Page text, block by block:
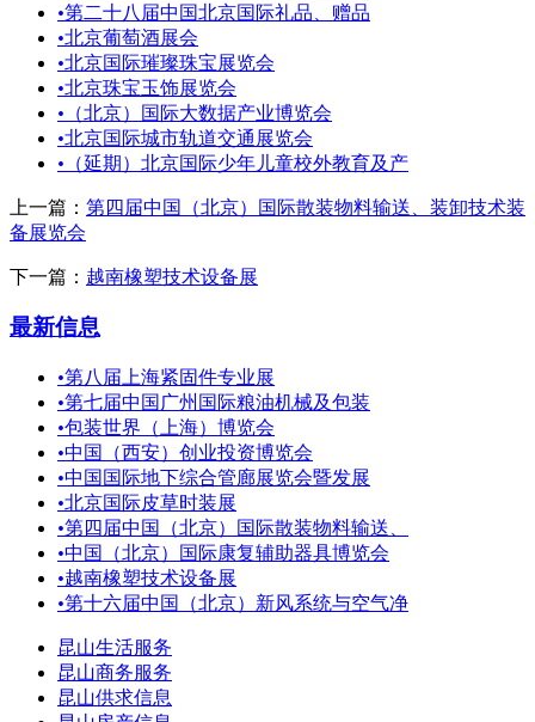
•第二十八届中国北京国际礼品、赠品
•北京葡萄酒展会
•北京国际璀璨珠宝展览会
•北京珠宝玉饰展览会
• （北京）国际大数据产业博览会
•北京国际城市轨道交通展览会
• （延期）北京国际少年儿童校外教育及产
上一篇： 第四届中国（北京）国际散装物料输送、装卸技术装
备展览会
下一篇： 越南橡塑技术设备展
最新信息
•第八届上海紧固件专业展
•第七届中国广州国际粮油机械及包装
•包装世界（上海）博览会
•中国（西安）创业投资博览会
•中国国际地下综合管廊展览会暨发展
•北京国际皮草时装展
•第四届中国（北京）国际散装物料输送、
•中国（北京）国际康复辅助器具博览会
•越南橡塑技术设备展
•第十六届中国（北京）新风系统与空气净
昆山生活服务
昆山商务服务
昆山供求信息